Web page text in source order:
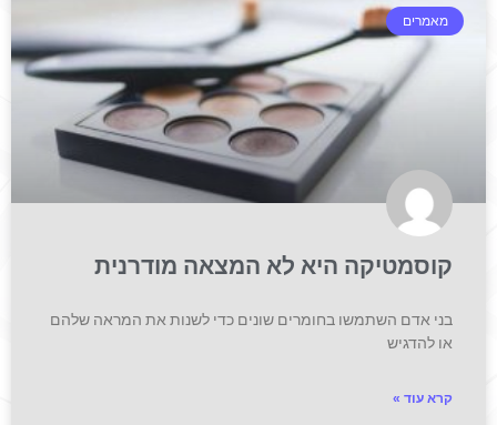
מאמרים
קוסמטיקה היא לא המצאה מודרנית
בני אדם השתמשו בחומרים שונים כדי לשנות את המראה שלהם
או להדגיש
קרא עוד »